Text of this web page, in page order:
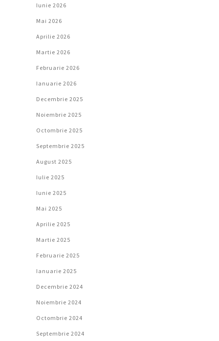
Iunie 2026
Mai 2026
Aprilie 2026
Martie 2026
Februarie 2026
Ianuarie 2026
Decembrie 2025
Noiembrie 2025
Octombrie 2025
Septembrie 2025
August 2025
Iulie 2025
Iunie 2025
Mai 2025
Aprilie 2025
Martie 2025
Februarie 2025
Ianuarie 2025
Decembrie 2024
Noiembrie 2024
Octombrie 2024
Septembrie 2024